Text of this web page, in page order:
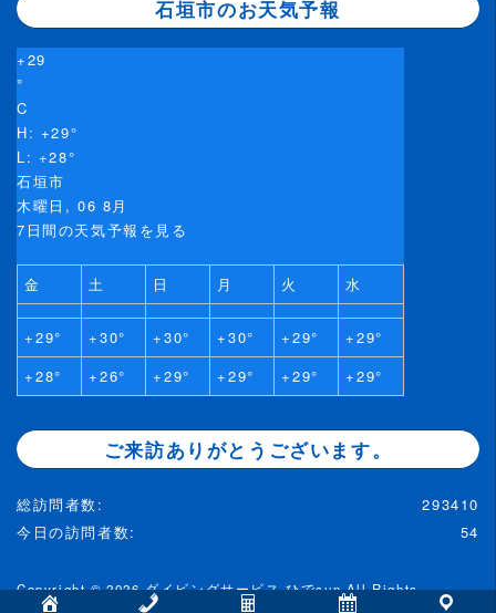
石垣市のお天気予報
+29
°
C
H: +29°
L: +28°
石垣市
木曜日, 06 8月
7日間の天気予報を見る
金 土 日 月 火 水
+29° +30° +30° +30° +29° +29°
+28° +26° +29° +29° +29° +29°
ご来訪ありがとうございます。
293410
総訪問者数:
54
今日の訪問者数:
Copyright © 2026ダイビングサービス ひでsunAll Rights